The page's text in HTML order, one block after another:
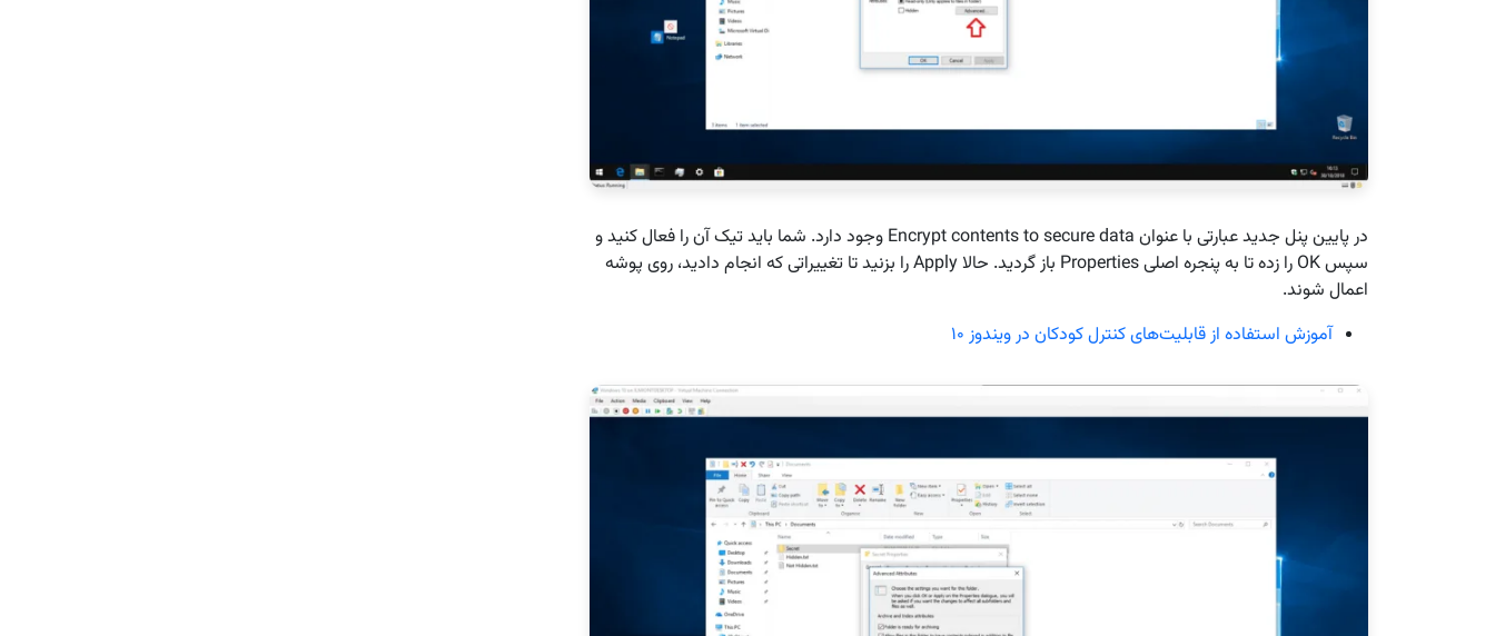
در پایین پنل جدید عبارتی با عنوان Encrypt contents to secure data وجود دارد. شما باید تیک آن را فعال کنید و
سپس OK را زده تا به پنجره اصلی Properties باز گردید. حالا Apply را بزنید تا تغییراتی که انجام دادید، روی پوشه
اعمال شوند.
آموزش استفاده از قابلیت‌های کنترل کودکان در ویندوز ۱۰